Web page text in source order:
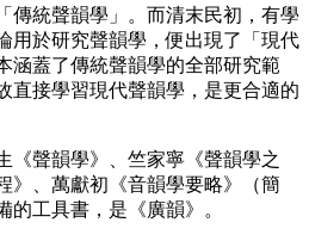
傳統聲韻學」。而清末民初，有學
用於研究聲韻學，便出現了「現代
涵蓋了傳統聲韻學的全部研究範
直接學習現代聲韻學，是更合適的
《聲韻學》、竺家寧《聲韻學之
》、萬獻初《音韻學要略》（簡
工具書，是《廣韻》。